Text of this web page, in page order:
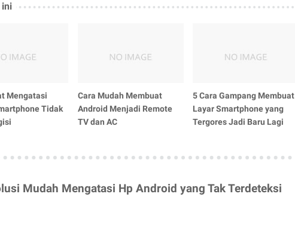
ini
Mengatasi
Tidak
Cara Mudah Membuat
Android Menjadi Remote
TV dan AC
5 Cara Gampang Membuat
Layar Smartphone yang
Tergores Jadi Baru Lagi
Mudah Mengatasi Hp Android yang Tak Terdeteksi